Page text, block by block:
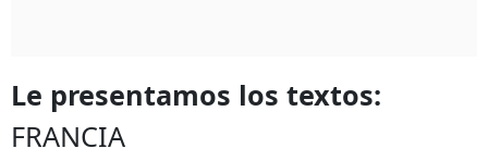
Le presentamos los textos:
FRANCIA